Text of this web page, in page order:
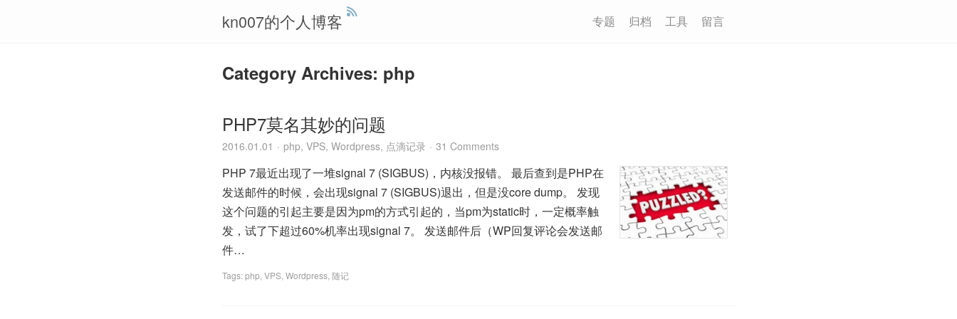
kn007的个人博客 专题 归档 工具 留言
Category Archives: php
PHP7莫名其妙的问题
2016.01.01 php, VPS, Wordpress, 点滴记录 31 Comments
PHP 7最近出现了一堆signal 7 (SIGBUS)，内核没报错。 最后查到是PHP在
发送邮件的时候，会出现signal 7 (SIGBUS)退出，但是没core dump。 发现
这个问题的引起主要是因为pm的方式引起的，当pm为static时，一定概率触
发，试了下超过60%机率出现signal 7。 发送邮件后（WP回复评论会发送邮
件…
Tags:php VPS Wordpress 随记